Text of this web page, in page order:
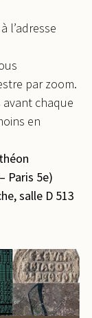
l’adresse
par zoom.
avant chaque
en
Paris 5e)
salle D 513